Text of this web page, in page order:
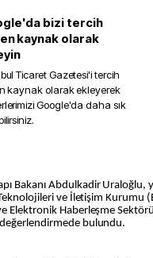
bizi tercih
kaynak olarak
Ticaret Gazetesi'i tercih
kaynak olarak ekleyerek
Google'da daha sık
Bakanı Abdulkadir Uraloğlu,
ve İletişim Kurumu
Elektronik Haberleşme
bulundu.